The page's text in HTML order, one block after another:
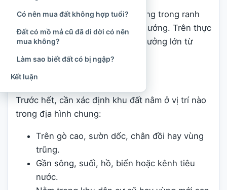
Một sai lầm thường gặp là chỉ đứng trong ranh
giới thửa đất rồi dùng la bàn đo hướng. Trên thực
tế, chất lượng của đất chịu ảnh hưởng lớn từ
toàn bộ khu vực bao quanh.
Quan sát địa hình rộng
Trước hết, cần xác định khu đất nằm ở vị trí nào
trong địa hình chung:
Trên gò cao, sườn dốc, chân đồi hay vùng
trũng.
Gần sông, suối, hồ, biển hoặc kênh tiêu
nước.
Có nên mua đất không hợp tuổi?
Đất có mồ mả cũ đã di dời có nên
mua không?
Làm sao biết đất có bị ngập?
Kết luận